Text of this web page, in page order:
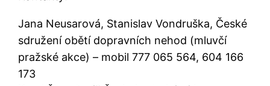
Jana Neusarová, Stanislav Vondruška, České
sdružení obětí dopravních nehod (mluvčí
pražské akce) – mobil 777 065 564, 604 166
173